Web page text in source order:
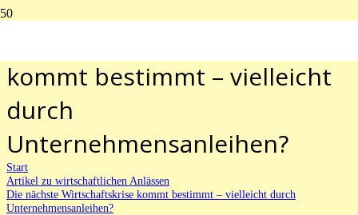
kommt bestimmt – vielleicht
durch
Unternehmensanleihen?
Start
Artikel zu wirtschaftlichen Anlässen
Die nächste Wirtschaftskrise kommt bestimmt – vielleicht durch
Unternehmensanleihen?